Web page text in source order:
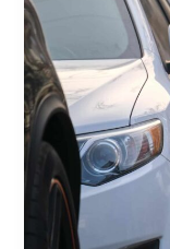
cuenta
antes
de
comprar
un
seguro
de
carro